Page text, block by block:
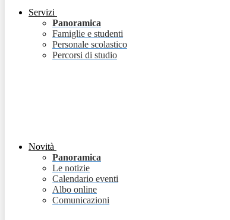
Servizi
Panoramica
Famiglie e studenti
Personale scolastico
Percorsi di studio
Novità
Panoramica
Le notizie
Calendario eventi
Albo online
Comunicazioni